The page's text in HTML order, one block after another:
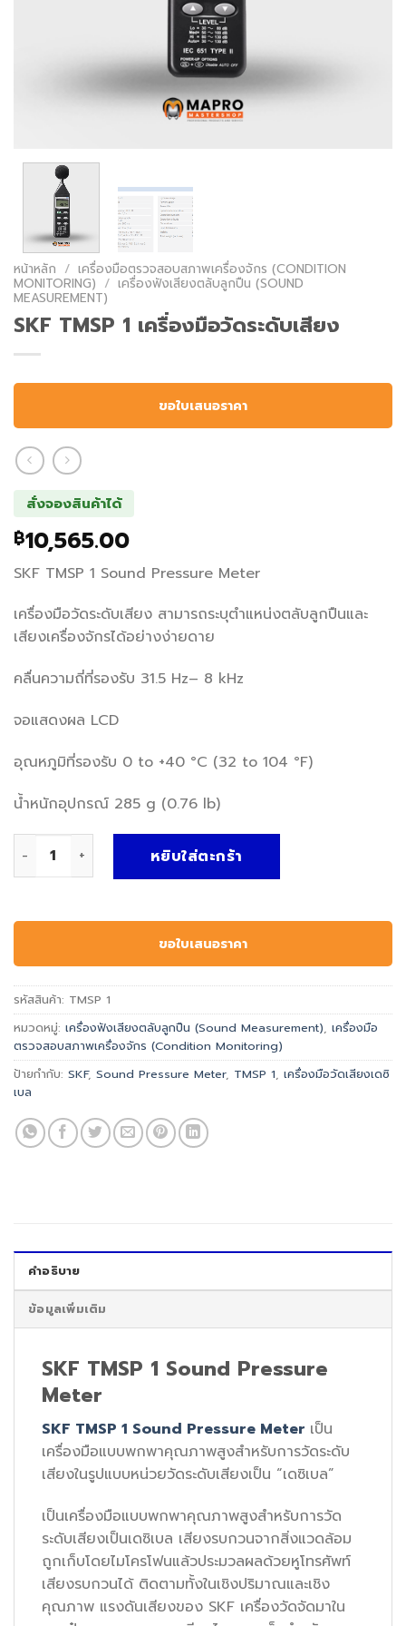
หน้าหลัก / เครื่องมือตรวจสอบสภาพเครื่องจักร (CONDITION
MONITORING) / เครื่องฟังเสียงตลับลูกปืน (SOUND
MEASUREMENT)
SKF TMSP 1 เครื่องมือวัดระดับเสียง
ขอใบเสนอราคา
สั่งจองสินค้าได้
฿10,565.00
SKF TMSP 1 Sound Pressure Meter
เครื่องมือวัดระดับเสียง สามารถระบุตำแหน่งตลับลูกปืนและ
เสียงเครื่องจักรได้อย่างง่ายดาย
คลื่นความถี่ที่รองรับ 31.5 Hz– 8 kHz
จอแสดงผล LCD
อุณหภูมิที่รองรับ 0 to +40 °C (32 to 104 °F)
น้ำหนักอุปกรณ์ 285 g (0.76 lb)
จำนวน SKF TMSP 1 เครื่องมือวัดระดับเสียง ชิ้น
หยิบใส่ตะกร้า
ขอใบเสนอราคา
รหัสสินค้า: TMSP 1
หมวดหมู่: เครื่องฟังเสียงตลับลูกปืน (Sound Measurement), เครื่องมือ
ตรวจสอบสภาพเครื่องจักร (Condition Monitoring)
ป้ายกำกับ: SKF, Sound Pressure Meter, TMSP 1, เครื่องมือวัดเสียงเดซิ
เบล
คำอธิบาย
ข้อมูลเพิ่มเติม
SKF TMSP 1 Sound Pressure
Meter
SKF TMSP 1 Sound Pressure Meter เป็น
เครื่องมือแบบพกพาคุณภาพสูงสำหรับการวัดระดับ
เสียงในรูปแบบหน่วยวัดระดับเสียงเป็น “เดซิเบล”
เป็นเครื่องมือแบบพกพาคุณภาพสูงสำหรับการวัด
ระดับเสียงเป็นเดซิเบล เสียงรบกวนจากสิ่งแวดล้อม
ถูกเก็บโดยไมโครโฟนแล้วประมวลผลด้วยหูโทรศัพท์
เสียงรบกวนได้ ติดตามทั้งในเชิงปริมาณและเชิง
คุณภาพ แรงดันเสียงของ SKF เครื่องวัดจัดมาใน